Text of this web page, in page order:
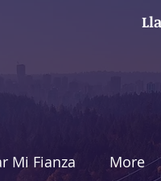
Mi Fianza More